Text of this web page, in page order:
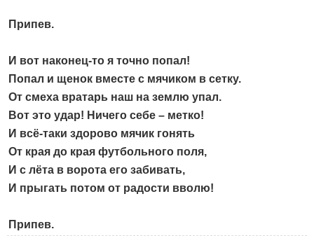
Припев.
И вот наконец-то я точно попал!
Попал и щенок вместе с мячиком в сетку.
От смеха вратарь наш на землю упал.
Вот это удар! Ничего себе – метко!
И всё-таки здорово мячик гонять
От края до края футбольного поля,
И с лёта в ворота его забивать,
И прыгать потом от радости вволю!
Припев.